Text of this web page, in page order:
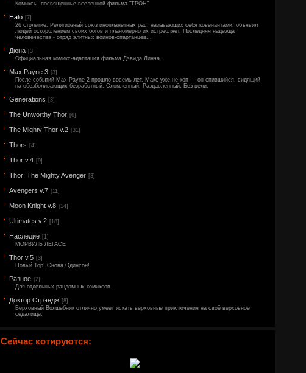
Комиксы, посвященные вселенной фильма "ТРОН".
Halo [7]
26 столетие. Религиозный союз инопланетных рас, называющих себя ковенантами, объявил
людей оскорблением своих богов и планомерно их истребляет. Последняя надежда
человечества - отряд элитных воинов-спартанцев...
Дюна [3]
Официальная комикс-адаптация фильма Дэвида Линча.
Max Payne 3 [3]
После событий Max Payne 2 прошло восемь лет. Макс уже не коп — он спившийся, сидящий
на обезболивающих безработный. Сломленный. Раздавленный. Без цели.
Generations [3]
The Unworthy Thor [6]
The Mighty Thor v.2 [31]
Thors [4]
Thor v.4 [9]
Thor: The Mighty Avenger [3]
Avengers v.7 [11]
Moon Knight v.8 [14]
Ultimates v.2 [18]
Наследие [1]
МОРВИЛЬ ЛЕГАСЕ
Thor v.5 [3]
Новый Тор! Снова Одинсон!
Разное [2]
Для отдельных рандомных комиксов.
Доктор Стрэндж [8]
Верховный Волшебник отлично умеет искать верховные приключения на своё верховное
седалище.
Сейчас котируются: